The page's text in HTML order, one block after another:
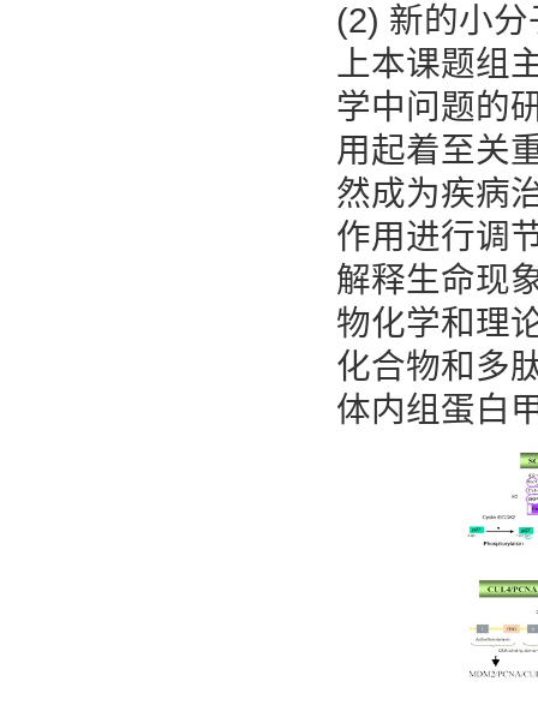
(2) 新的小
上本课题组
学中问题的
用起着至关
然成为疾病
作用进行调
解释生命现
物化学和理
化合物和多
体内组蛋白